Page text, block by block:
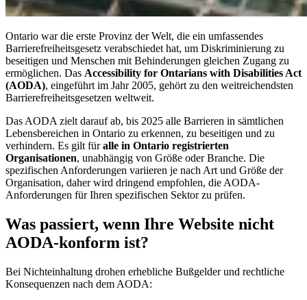
Ontario war die erste Provinz der Welt, die ein umfassendes
Barrierefreiheitsgesetz verabschiedet hat, um Diskriminierung zu
beseitigen und Menschen mit Behinderungen gleichen Zugang zu
ermöglichen. Das Accessibility for Ontarians with Disabilities Act
(AODA), eingeführt im Jahr 2005, gehört zu den weitreichendsten
Barrierefreiheitsgesetzen weltweit.
Das AODA zielt darauf ab, bis 2025 alle Barrieren in sämtlichen
Lebensbereichen in Ontario zu erkennen, zu beseitigen und zu
verhindern. Es gilt füralle in Ontario registrierten
Organisationen, unabhängig von Größe oder Branche. Die
spezifischen Anforderungen variieren je nach Art und Größe der
Organisation, daher wird dringend empfohlen, die AODA-
Anforderungen für Ihren spezifischen Sektor zu prüfen.
Was passiert, wenn Ihre Website nicht
AODA-konform ist?
Bei Nichteinhaltung drohen erhebliche Bußgelder und rechtliche
Konsequenzen nach dem AODA: